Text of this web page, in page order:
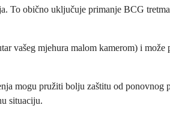
To obično uključuje primanje BCG
vašeg mjehura malom kamerom) i
mogu pružiti bolju zaštitu od ponovnog
situaciju.